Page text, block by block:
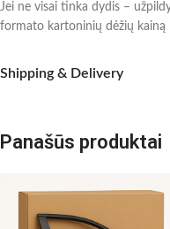
Jei ne visai tinka dydis –
formato kartoninių dėžių kainą
Shipping & Delivery
Panašūs produktai